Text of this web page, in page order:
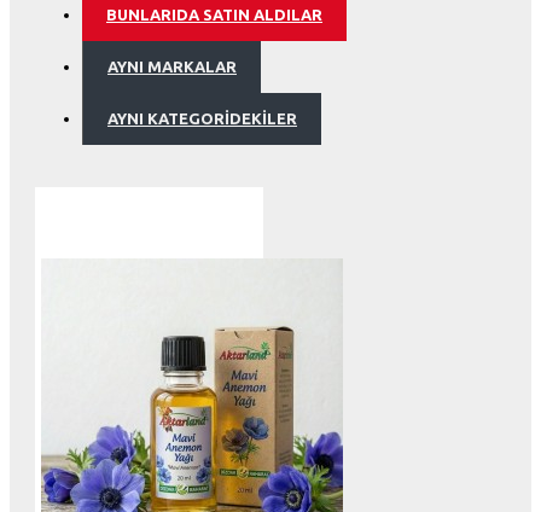
BUNLARIDA SATIN ALDILAR
AYNI MARKALAR
AYNI KATEGORIDEKILER